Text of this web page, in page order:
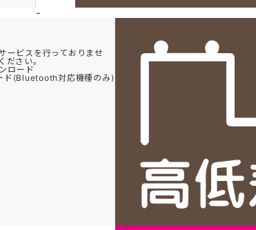
-
ービスを行っておりませ
ださい。
ロード
ド(Bluetooth対応機種のみ)